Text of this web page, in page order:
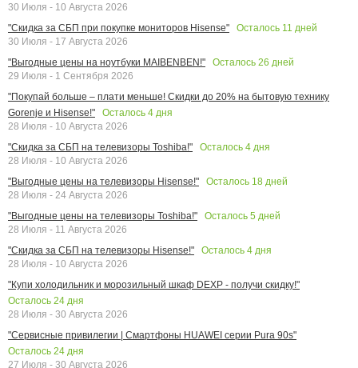
30 Июля - 10 Августа 2026
"Скидка за СБП при покупке мониторов Hisense"
Осталось 11 дней
30 Июля - 17 Августа 2026
"Выгодные цены на ноутбуки MAIBENBEN!"
Осталось 26 дней
29 Июля - 1 Сентября 2026
"Покупай больше – плати меньше! Скидки до 20% на бытовую технику
Gorenje и Hisense!"
Осталось 4 дня
28 Июля - 10 Августа 2026
"Скидка за СБП на телевизоры Toshiba!"
Осталось 4 дня
28 Июля - 10 Августа 2026
"Выгодные цены на телевизоры Hisense!"
Осталось 18 дней
28 Июля - 24 Августа 2026
"Выгодные цены на телевизоры Toshiba!"
Осталось 5 дней
28 Июля - 11 Августа 2026
"Скидка за СБП на телевизоры Hisense!"
Осталось 4 дня
28 Июля - 10 Августа 2026
"Купи холодильник и морозильный шкаф DEXP - получи скидку!"
Осталось 24 дня
28 Июля - 30 Августа 2026
"Сервисные привилегии | Смартфоны HUAWEI серии Pura 90s"
Осталось 24 дня
27 Июля - 30 Августа 2026